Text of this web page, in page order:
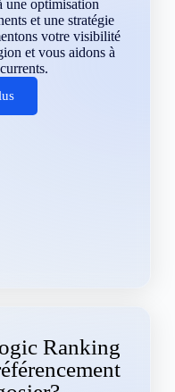
une optimisation
et une stratégie
votre visibilité
et vous aidons à
Ranking